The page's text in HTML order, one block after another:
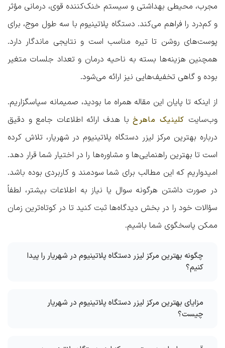
مجرب، محیطی بهداشتی و سیستم خنک‌کننده قوی، درمانی مؤثر
و کم‌درد را فراهم می‌کند. دستگاه پلاتینیوم با سه طول موج، برای
پوست‌های روشن تا تیره مناسب است و نتایجی ماندگار دارد.
همچنین هزینه‌ها بسته به ناحیه درمان و تعداد جلسات متغیر
بوده و گاهی تخفیف‌هایی نیز ارائه می‌شود.
از اینکه تا پایان این مقاله همراه ما بودید، صمیمانه سپاسگزاریم.
وب‌سایت کلینیک ماهرخبا هدف ارائه اطلاعات جامع و دقیق
درباره بهترین مرکز لیزر دستگاه پلاتینیوم در شهریار، تلاش کرده
است تا بهترین راهنمایی‌ها و مشاوره‌ها را در اختیار شما قرار دهد.
امیدواریم که این مطالب برای شما سودمند و کاربردی بوده باشد.
در صورت داشتن هرگونه سوال یا نیاز به اطلاعات بیشتر، لطفاً
سؤالات خود را در بخش دیدگاه‌ها ثبت کنید تا در کوتاه‌ترین زمان
ممکن پاسخگوی شما باشیم.
چگونه بهترین مرکز لیزر دستگاه پلاتینیوم در شهریار را پیدا
کنیم؟
مزایای بهترین مرکز لیزر دستگاه پلاتینیوم در شهریار
چیست؟